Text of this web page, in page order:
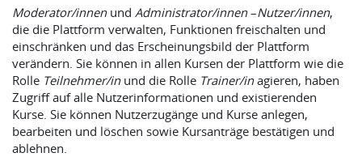
Moderator/innenund Administrator/innen–Nutzer/innen,
die die Plattform verwalten, Funktionen freischalten und
einschränken und das Erscheinungsbild der Plattform
verändern. Sie können in allen Kursen der Plattform wie die
Rolle Teilnehmer/inund die Rolle Trainer/inagieren, haben
Zugriff auf alle Nutzerinformationen und existierenden
Kurse. Sie können Nutzerzugänge und Kurse anlegen,
bearbeiten und löschen sowie Kursanträge bestätigen und
ablehnen.